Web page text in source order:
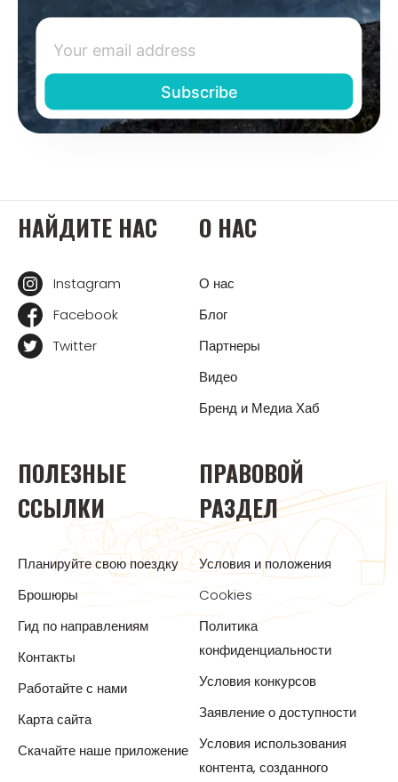
НАЙДИТЕ НАС
Instagram
Facebook
Twitter
О НАС
О нас
Блог
Партнеры
Видео
Бренд и Медиа Хаб
ПОЛЕЗНЫЕ
ССЫЛКИ
Планируйте свою поездку
Брошюры
Гид по направлениям
Контакты
Работайте с нами
Карта сайта
Скачайте наше приложение
ПРАВОВОЙ
РАЗДЕЛ
Условия и положения
Cookies
Политика
конфиденциальности
Условия конкурсов
Заявление о доступности
Условия использования
контента, созданного